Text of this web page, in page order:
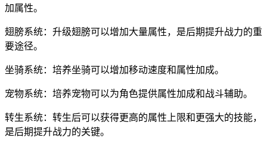
加属性。
翅膀系统：升级翅膀可以增加大量属性，是后期提升战力的重
要途径。
坐骑系统：培养坐骑可以增加移动速度和属性加成。
宠物系统：培养宠物可以为角色提供属性加成和战斗辅助。
转生系统：转生后可以获得更高的属性上限和更强大的技能，
是后期提升战力的关键。